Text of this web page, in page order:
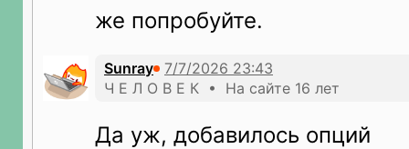
же попробуйте.
Sunray
Ч Е Л О В Е К • На сайте 16 лет
Да уж, добавилось опций